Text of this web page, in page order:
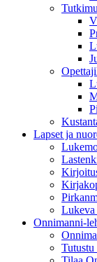
Lapset ja
Lukeva
Onnimanni-